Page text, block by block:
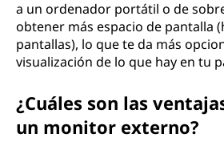
a un ordenador portátil o de
obtener más espacio de pantalla
pantallas), lo que te da más
visualización de lo que hay en tu
¿Cuáles son las
un monitor externo?